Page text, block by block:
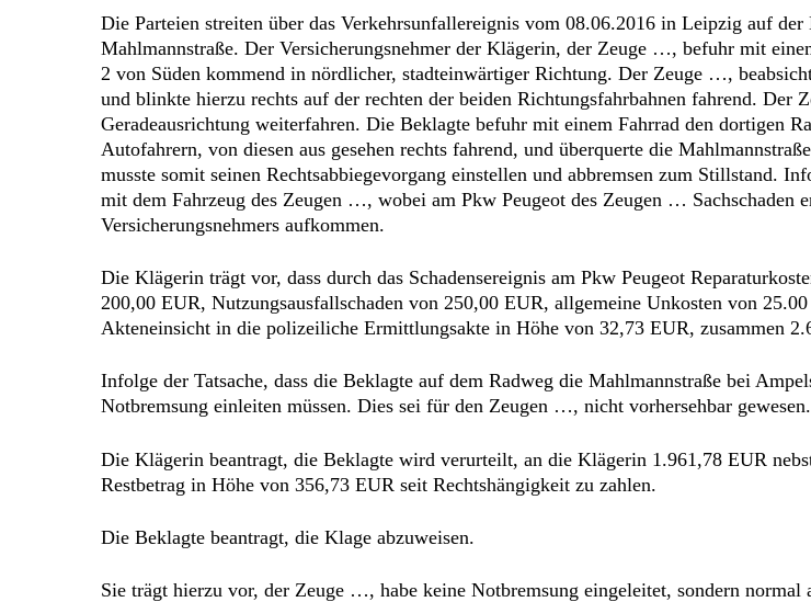
Die Parteien streiten über das Verkehrsunfallereignis vom 08.06.2016 in Leipzig auf
Mahlmannstraße. Der Versicherungsnehmer der Klägerin, der Zeuge …, befuhr mit
2 von Süden kommend in nördlicher, stadteinwärtiger Richtung. Der Zeuge …,
und blinkte hierzu rechts auf der rechten der beiden Richtungsfahrbahnen fahrend.
Geradeausrichtung weiterfahren. Die Beklagte befuhr mit einem Fahrrad den dortigen
Autofahrern, von diesen aus gesehen rechts fahrend, und überquerte die
musste somit seinen Rechtsabbiegevorgang einstellen und abbremsen zum Stillstand.
mit dem Fahrzeug des Zeugen …, wobei am Pkw Peugeot des Zeugen … Sachschaden
Versicherungsnehmers aufkommen.
Die Klägerin trägt vor, dass durch das Schadensereignis am Pkw Peugeot
200,00 EUR, Nutzungsausfallschaden von 250,00 EUR, allgemeine Unkosten von
Akteneinsicht in die polizeiliche Ermittlungsakte in Höhe von 32,73 EUR, zusammen
Infolge der Tatsache, dass die Beklagte auf dem Radweg die Mahlmannstraße bei
Notbremsung einleiten müssen. Dies sei für den Zeugen …, nicht vorhersehbar gewesen.
Die Klägerin beantragt, die Beklagte wird verurteilt, an die Klägerin 1.961,78 EUR
Restbetrag in Höhe von 356,73 EUR seit Rechtshängigkeit zu zahlen.
Die Beklagte beantragt, die Klage abzuweisen.
Sie trägt hierzu vor, der Zeuge …, habe keine Notbremsung eingeleitet, sondern normal